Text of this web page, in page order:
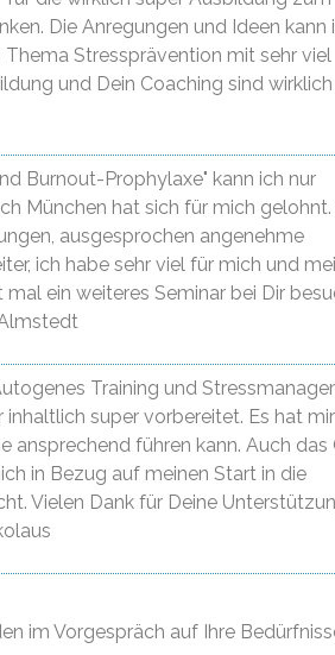
Die Anregungen und Ideen
Thema Stressprävention mit sehr viel
und Dein Coaching sind
Burnout-Prophylaxe" kann ich nur
München hat sich für mich gelohnt.
ausgesprochen angenehme
ich habe sehr viel für mich und
ein weiteres Seminar bei Dir
Training und
super vorbereitet. Es hat
ansprechend führen kann. Auch das
in Bezug auf meinen Start in die
Vielen Dank für Deine
im Vorgespräch auf Ihre